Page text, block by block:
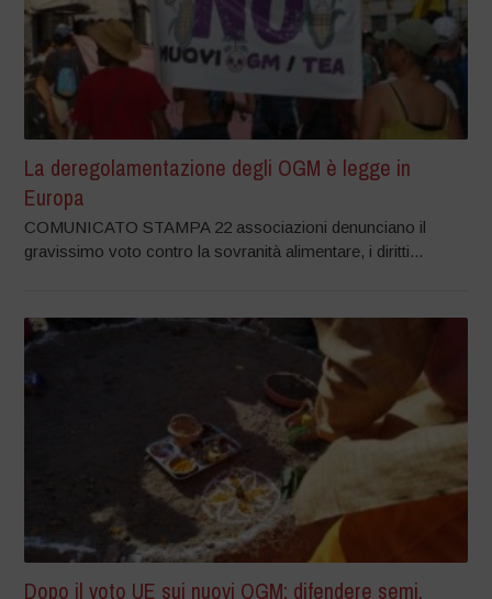
La deregolamentazione degli OGM è legge in
Europa
COMUNICATO STAMPA 22 associazioni denunciano il
gravissimo voto contro la sovranità alimentare, i diritti...
Dopo il voto UE sui nuovi OGM: difendere semi,